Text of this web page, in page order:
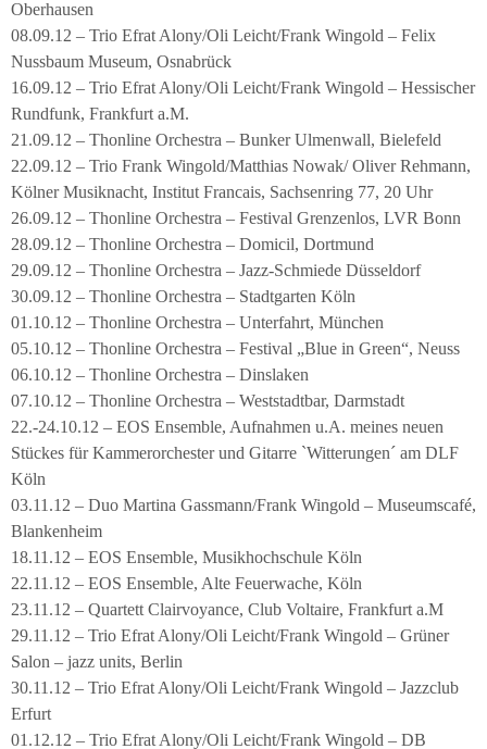
Oberhausen
08.09.12 – Trio Efrat Alony/Oli Leicht/Frank Wingold – Felix
Nussbaum Museum, Osnabrück
16.09.12 – Trio Efrat Alony/Oli Leicht/Frank Wingold – Hessischer
Rundfunk, Frankfurt a.M.
21.09.12 – Thonline Orchestra – Bunker Ulmenwall, Bielefeld
22.09.12 – Trio Frank Wingold/Matthias Nowak/ Oliver Rehmann,
Kölner Musiknacht, Institut Francais, Sachsenring 77, 20 Uhr
26.09.12 – Thonline Orchestra – Festival Grenzenlos, LVR Bonn
28.09.12 – Thonline Orchestra – Domicil, Dortmund
29.09.12 – Thonline Orchestra – Jazz-Schmiede Düsseldorf
30.09.12 – Thonline Orchestra – Stadtgarten Köln
01.10.12 – Thonline Orchestra – Unterfahrt, München
05.10.12 – Thonline Orchestra – Festival „Blue in Green“, Neuss
06.10.12 – Thonline Orchestra – Dinslaken
07.10.12 – Thonline Orchestra – Weststadtbar, Darmstadt
22.-24.10.12 – EOS Ensemble, Aufnahmen u.A. meines neuen
Stückes für Kammerorchester und Gitarre `Witterungen´ am DLF
Köln
03.11.12 – Duo Martina Gassmann/Frank Wingold – Museumscafé,
Blankenheim
18.11.12 – EOS Ensemble, Musikhochschule Köln
22.11.12 – EOS Ensemble, Alte Feuerwache, Köln
23.11.12 – Quartett Clairvoyance, Club Voltaire, Frankfurt a.M
29.11.12 – Trio Efrat Alony/Oli Leicht/Frank Wingold – Grüner
Salon – jazz units, Berlin
30.11.12 – Trio Efrat Alony/Oli Leicht/Frank Wingold – Jazzclub
Erfurt
01.12.12 – Trio Efrat Alony/Oli Leicht/Frank Wingold – DB